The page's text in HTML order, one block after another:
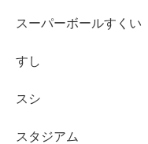
スーパーボールすくい
すし
スシ
スタジアム